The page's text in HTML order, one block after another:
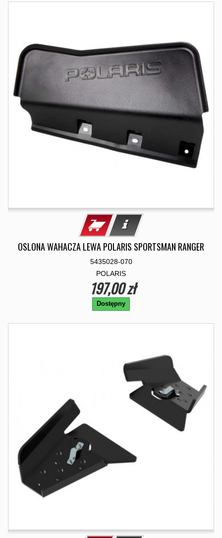
OSLONA WAHACZA LEWA POLARIS SPORTSMAN RANGER
5435028-070
POLARIS
197,00 zł
Dostępny